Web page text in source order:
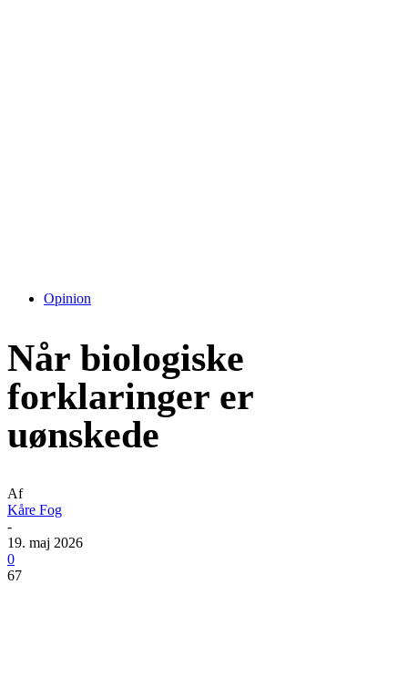
Opinion
Når biologiske
forklaringer er
uønskede
Af
Kåre Fog
-
19. maj 2026
0
67